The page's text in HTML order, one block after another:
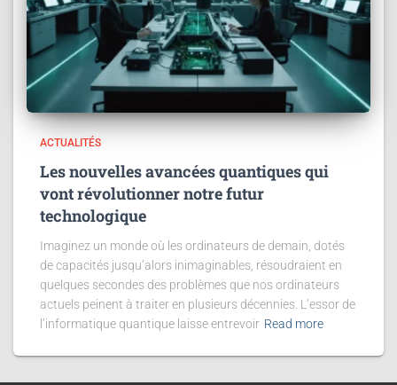
ACTUALITÉS
Les nouvelles avancées quantiques qui
vont révolutionner notre futur
technologique
Imaginez un monde où les ordinateurs de demain, dotés
de capacités jusqu’alors inimaginables, résoudraient en
quelques secondes des problèmes que nos ordinateurs
actuels peinent à traiter en plusieurs décennies. L’essor de
l’informatique quantique laisse entrevoir Read more